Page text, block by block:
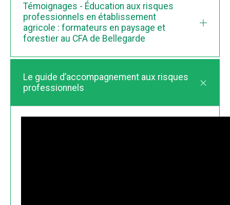
Témoignages - Éducation aux risques
professionnels en établissement
agricole : formateurs en paysage et
forestier au CFA de Bellegarde
Le guide d’accompagnement aux risques
professionnels